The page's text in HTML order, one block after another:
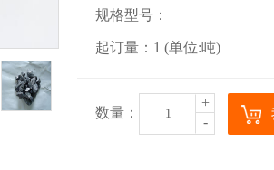
规格型号：
起订量：1 (单位:吨)
数量：
+
-